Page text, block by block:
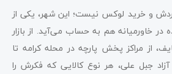
و خرید لوکس نیست؛ این شهر، یکی از
در خاورمیانه هم به حساب می‌آید. از بازار
از مراکز پخش پارچه در محله کرامه تا
آزاد جبل علی، هر نوع کالایی که فکرش را